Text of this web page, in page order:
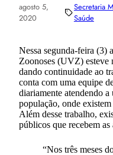
agosto 5,
2020
Secretaria
Saúde
Nessa segunda-feira (3)
Zoonoses (UVZ) esteve
dando continuidade ao
conta com uma equipe
diariamente atendendo a
população, onde
Além desse trabalho,
públicos que recebem as
“Nos três meses